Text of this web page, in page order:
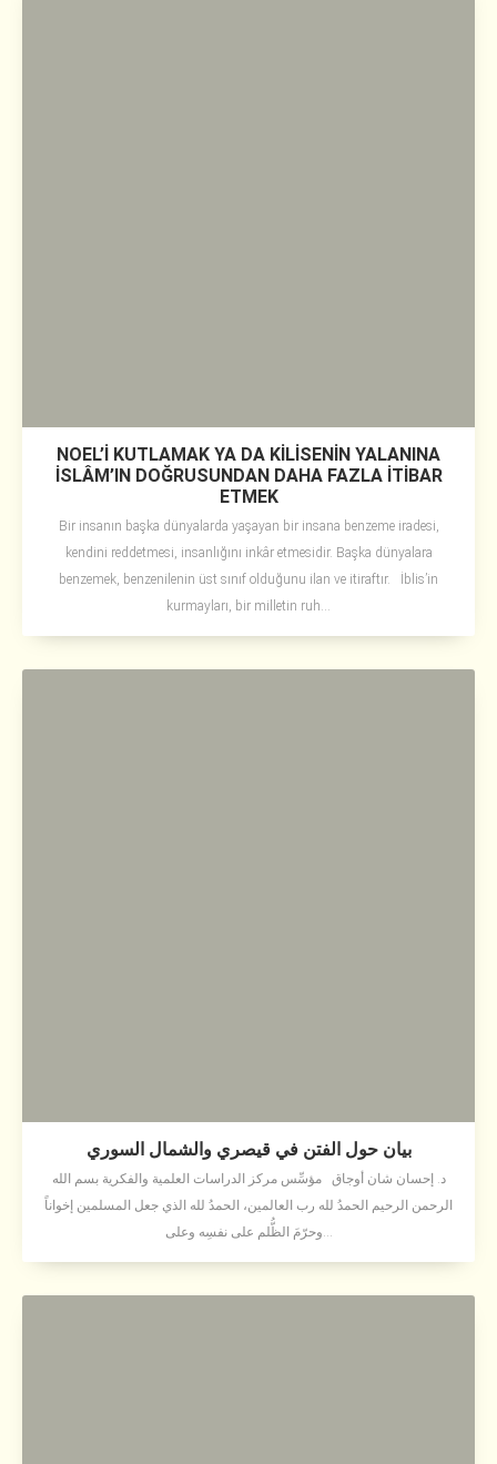
NOEL’İ KUTLAMAK YA DA KİLİSENİN YALANINA
İSLÂM’IN DOĞRUSUNDAN DAHA FAZLA İTİBAR
ETMEK
Bir insanın başka dünyalarda yaşayan bir insana benzeme iradesi,
kendini reddetmesi, insanlığını inkâr etmesidir. Başka dünyalara
benzemek, benzenilenin üst sınıf olduğunu ilan ve itiraftır. İblis’in
kurmayları, bir milletin ruh...
بيان حول الفتن في قيصري والشمال السوري
د. إحسان شان أوجاق مؤسِّس مركز الدراسات العلمية والفكرية بسم الله
الرحمن الرحيم الحمدُ لله رب العالمين، الحمدُ لله الذي جعل المسلمين إخواناً